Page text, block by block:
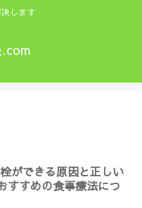
します
ができる原因と正しい
すすめの食事療法につ